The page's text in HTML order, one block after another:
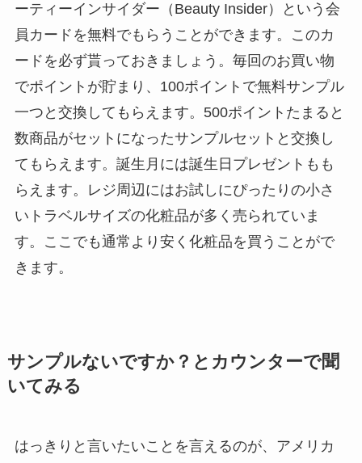
ーティーインサイダー（Beauty Insider）という会
員カードを無料でもらうことができます。このカ
ードを必ず貰っておきましょう。毎回のお買い物
でポイントが貯まり、100ポイントで無料サンプル
一つと交換してもらえます。500ポイントたまると
数商品がセットになったサンプルセットと交換し
てもらえます。誕生月には誕生日プレゼントもも
らえます。レジ周辺にはお試しにぴったりの小さ
いトラベルサイズの化粧品が多く売られていま
す。ここでも通常より安く化粧品を買うことがで
きます。
サンプルないですか？とカウンターで聞
いてみる
はっきりと言いたいことを言えるのが、アメリカ